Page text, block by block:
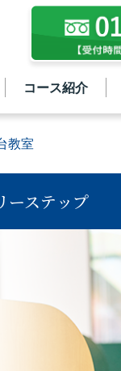
コース紹介
教室
ーステップ